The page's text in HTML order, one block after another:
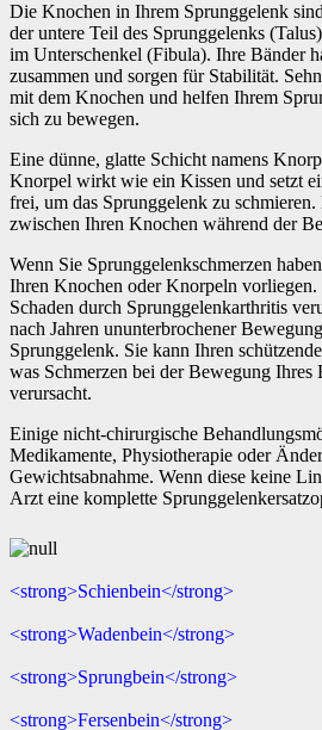
Die Knochen in Ihrem Sprunggelenk
der untere Teil des Sprunggelenks
im Unterschenkel (Fibula). Ihre Bänder
zusammen und sorgen für Stabilität.
mit dem Knochen und helfen Ihrem
sich zu bewegen.
Eine dünne, glatte Schicht namens
Knorpel wirkt wie ein Kissen und setzt
frei, um das Sprunggelenk zu
zwischen Ihren Knochen während der
Wenn Sie Sprunggelenkschmerzen
Ihren Knochen oder Knorpeln vorliegen.
Schaden durch Sprunggelenkarthritis
nach Jahren ununterbrochener
Sprunggelenk. Sie kann Ihren
was Schmerzen bei der Bewegung Ihres
verursacht.
Einige nicht-chirurgische
Medikamente, Physiotherapie oder
Gewichtsabnahme. Wenn diese keine
Arzt eine komplette
<strong>Schienbein</strong>
<strong>Wadenbein</strong>
<strong>Sprungbein</strong>
<strong>Fersenbein</strong>